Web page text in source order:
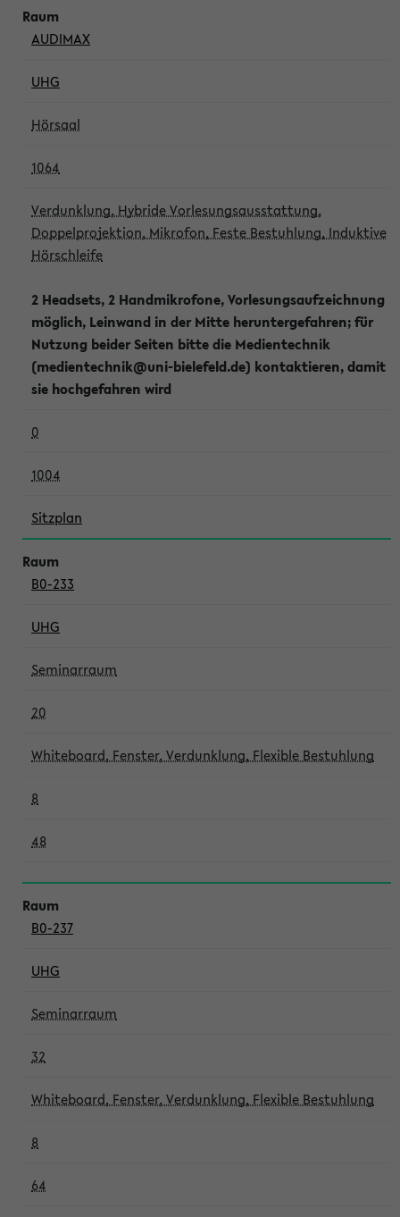
AUDIMAX
UHG
Hörsaal
1064
Verdunklung, Hybride Vorlesungsausstattung,
Doppelprojektion, Mikrofon, Feste Bestuhlung, Induktive
Hörschleife
2 Headsets, 2 Handmikrofone, Vorlesungsaufzeichnung
möglich, Leinwand in der Mitte heruntergefahren; für
Nutzung beider Seiten bitte die Medientechnik
(medientechnik@uni-bielefeld.de) kontaktieren, damit
sie hochgefahren wird
0
1004
Sitzplan
B0-233
UHG
Seminarraum
20
Whiteboard, Fenster, Verdunklung, Flexible Bestuhlung
8
48
B0-237
UHG
Seminarraum
32
Whiteboard, Fenster, Verdunklung, Flexible Bestuhlung
8
64